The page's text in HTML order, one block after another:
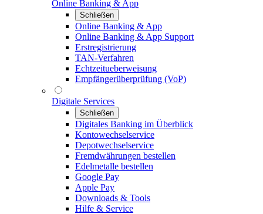
Online Banking & App
Schließen
Online Banking & App
Online Banking & App Support
Erstregistrierung
TAN-Verfahren
Echtzeitueberweisung
Empfängerüberprüfung (VoP)
Digitale Services
Schließen
Digitales Banking im Überblick
Kontowechselservice
Depotwechselservice
Fremdwährungen bestellen
Edelmetalle bestellen
Google Pay
Apple Pay
Downloads & Tools
Hilfe & Service